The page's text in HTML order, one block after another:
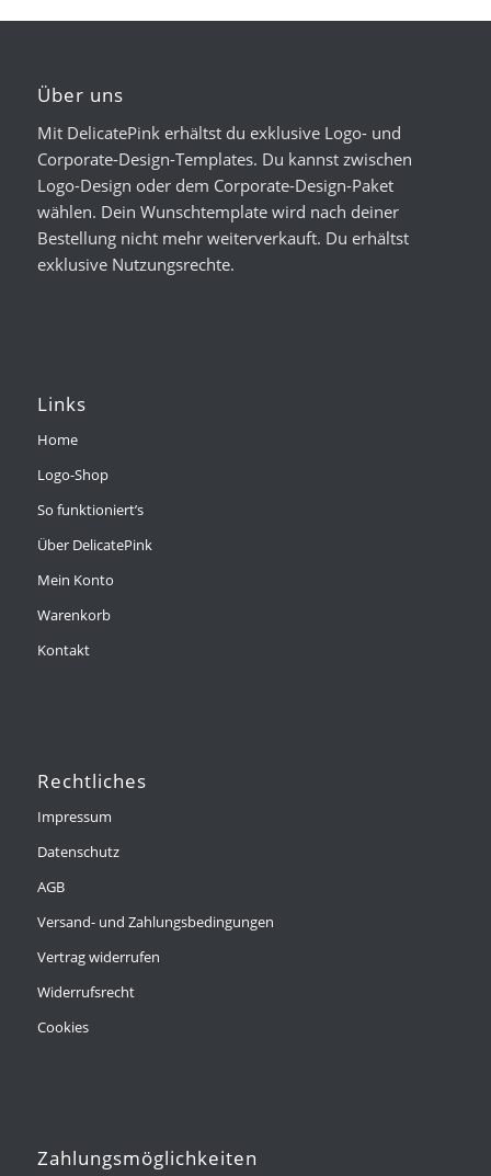
Über uns
Mit DelicatePink erhältst du exklusive Logo- und
Corporate-Design-Templates. Du kannst zwischen
Logo-Design oder dem Corporate-Design-Paket
wählen. Dein Wunschtemplate wird nach deiner
Bestellung nicht mehr weiterverkauft. Du erhältst
exklusive Nutzungsrechte.
Links
Home
Logo-Shop
So funktioniert’s
Über DelicatePink
Mein Konto
Warenkorb
Kontakt
Rechtliches
Impressum
Datenschutz
AGB
Versand- und Zahlungsbedingungen
Vertrag widerrufen
Widerrufsrecht
Cookies
Zahlungsmöglichkeiten